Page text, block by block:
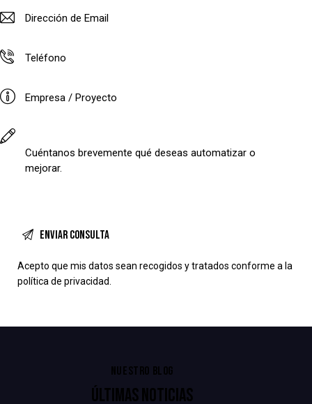
Acepto que mis datos seanrecogidos y tratados conforme a la
política de privacidad.
NUESTRO BLOG
ÚLTIMAS NOTICIAS